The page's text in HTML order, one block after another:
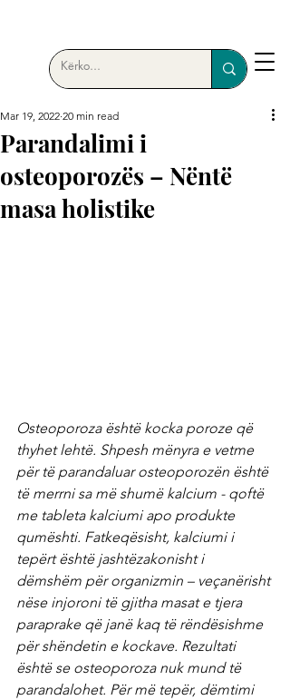
Parandalimi i
osteoporozës – Nëntë
masa holistike
Mar 19, 2022 20 min read
Osteoporoza është kocka poroze që
thyhet lehtë. Shpesh mënyra e vetme
për të parandaluar osteoporozën është
të merrni sa më shumë kalcium - qoftë
me tableta kalciumi apo produkte
qumështi. Fatkeqësisht, kalciumi i
tepërt është jashtëzakonisht i
dëmshëm për organizmin – veçanërisht
nëse injoroni të gjitha masat e tjera
paraprake që janë kaq të rëndësishme
për shëndetin e kockave. Rezultati
është se osteoporoza nuk mund të
parandalohet. Për më tepër, dëmtimi